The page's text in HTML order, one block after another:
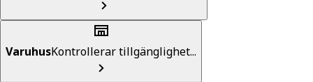
VaruhusKontrollerar tillgänglighet...